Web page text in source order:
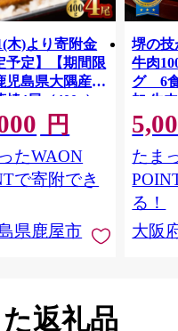
木)より寄附金
予定】【期間限
児島県大隅産う
焼4尾（400g）
円
たWAON
で寄附でき
県鹿屋市
堺の技
牛肉
グ 6
加 牛
ット 6
メ 温
菜 簡
すめ
取り
料 ふ
堺市】
たま
る！
大阪
返礼品